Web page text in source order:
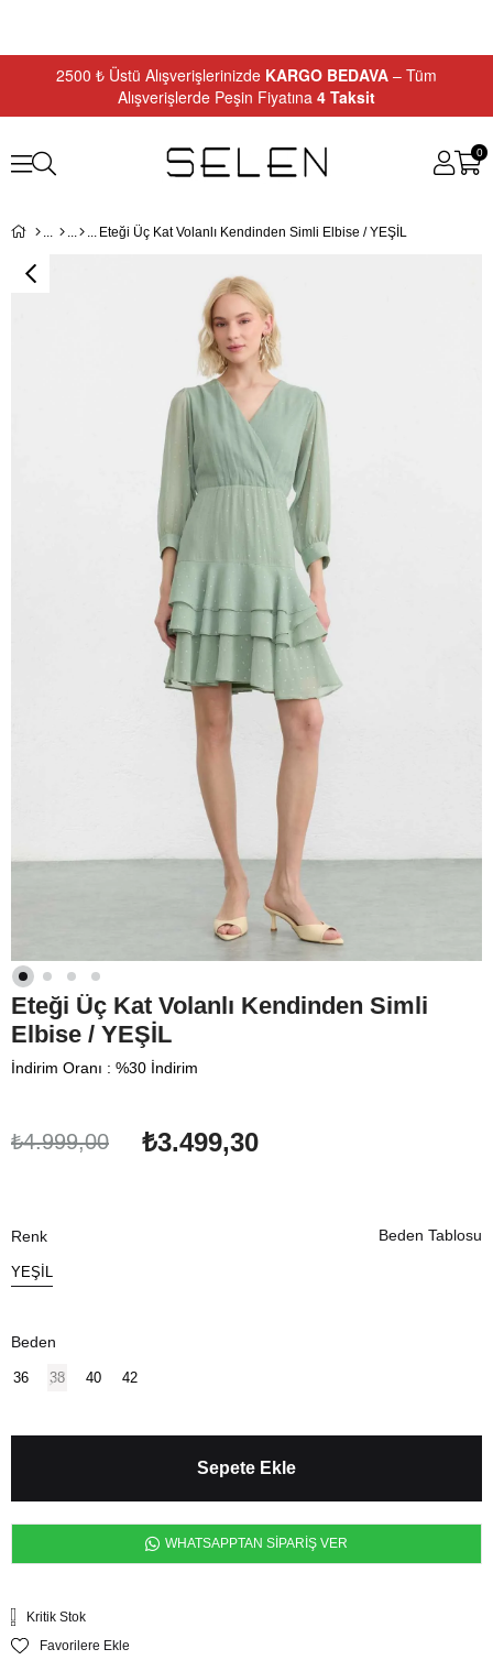
2500 ₺ Üstü Alışverişlerinizde KARGO BEDAVA – Tüm
Alışverişlerde Peşin Fiyatına 4 Taksit
0
Eteği Üç Kat Volanlı Kendinden Simli Elbise / YEŞİL
Eteği Üç Kat Volanlı Kendinden Simli
Elbise / YEŞİL
İndirim Oranı : %30 İndirim
₺4.999,00 ₺3.499,30
Beden Tablosu
Renk
YEŞİL
Beden
36 38 40 42
WHATSAPPTAN SİPARİŞ VER
Kritik Stok
Favorilere Ekle